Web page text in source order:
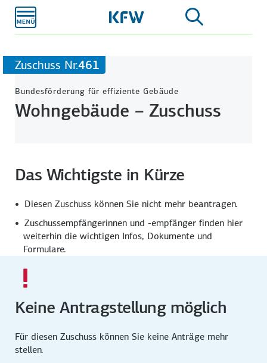
Hauptinhalt
Zuschuss Nr.461
Bundesförderung für effiziente Gebäude
Wohngebäude – Zuschuss
Das Wichtigste in Kürze
Diesen Zuschuss können Sie nicht mehr beantragen.
Zuschuss­empfängerinnen und -empfänger finden hier
weiterhin die wichtigen Infos, Dokumente und
Formulare.
Keine Antragstellung möglich
Für diesen Zuschuss können Sie keine Anträge mehr
stellen.